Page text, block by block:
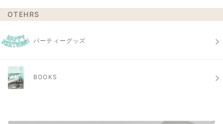
OTEHRS
パーティーグッズ
BOOKS